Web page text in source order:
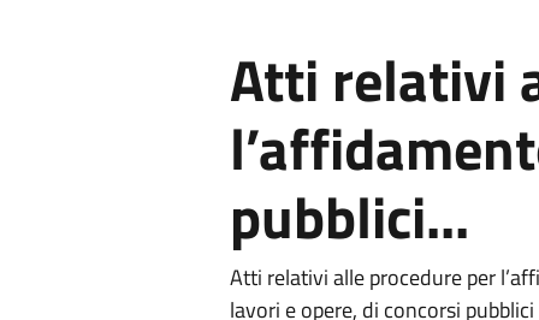
Atti relativi
pubblici...
Atti relativi alle procedure per
lavori e opere, di concorsi